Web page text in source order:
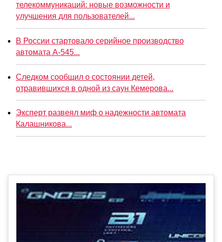
телекоммуникаций: новые возможности и
улучшения для пользователей...
В России стартовало серийное производство
автомата А-545...
Следком сообщил о состоянии детей,
отравившихся в одной из саун Кемерова...
Эксперт развеял миф о надежности автомата
Калашникова...